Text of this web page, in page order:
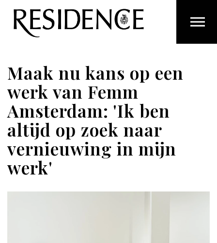
Overslaan en ga direct naar de inhoud
Maak nu kans op een
werk van Femm
Amsterdam: 'Ik ben
altijd op zoek naar
vernieuwing in mijn
werk'